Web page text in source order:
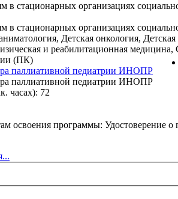
стационарных организациях
стационарных организациях
Детская онкология,
и реабилитационная
(ПК)
паллиативной педиатрии ИНОПР
паллиативной педиатрии ИНОПР
часах): 72
освоения программы: Удостоверение